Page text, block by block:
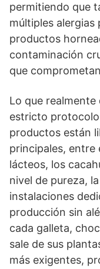
permitiendo que
múltiples
productos
contaminación
que
Lo que realmente
estricto
productos están
principales, entre
lácteos, los
nivel de pureza,
instalaciones
producción sin
cada galleta,
sale de sus
más exigentes,